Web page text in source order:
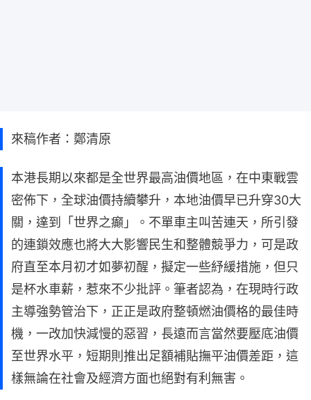
來稿作者：鄭清原
本港長期以來都是全世界最高油價地區，在中東戰雲
密佈下，全球油價持續攀升，本地油價早已升穿30大
關，達到「世界之癲」。不單車主叫苦連天，所引發
的連鎖效應也將大大影響民生和整體競爭力，可是政
府直至本月初才如夢初醒，擬定一些紓緩措施，但只
是杯水車薪，惹來不少批評。筆者認為，在現時行政
主導強勢管治下，正正是政府整頓燃油價格的最佳時
機，一改加快減慢的惡習，長遠而言當然要壓底油價
至世界水平，短期則推出足額補貼撫平油價差距，這
樣無論在社會及經濟方面也絕對有利無害。